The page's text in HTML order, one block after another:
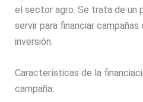
el sector agro. Se trata de un
servir para financiar
inversión.
Características de la
campaña: